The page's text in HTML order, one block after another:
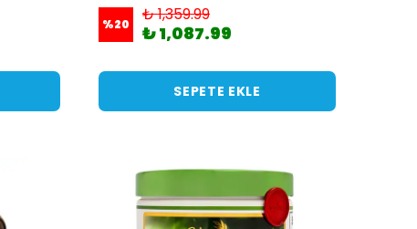
%20 ₺ 1,359.99
₺ 1,087.99
SEPETE EKLE